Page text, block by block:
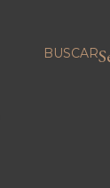
BUSCAR